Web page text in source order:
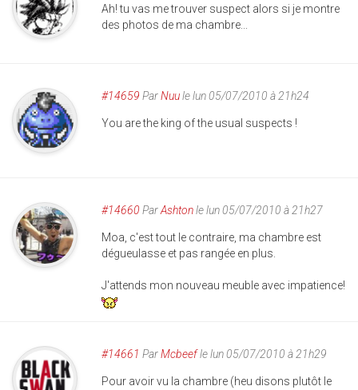
Ah! tu vas me trouver suspect alors si je montre
des photos de ma chambre...
#14659 ParNuule lun 05/07/2010 à 21h24
You are the king of the usual suspects !
#14660 ParAshtonle lun 05/07/2010 à 21h27
Moa, c'est tout le contraire, ma chambre est
dégueulasse et pas rangée en plus.
J'attends mon nouveau meuble avec impatience!
#14661 ParMcbeefle lun 05/07/2010 à 21h29
Pour avoir vu la chambre (heu disons plutôt le